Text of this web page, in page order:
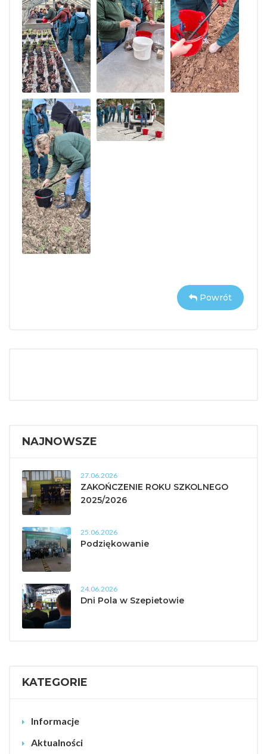
Powrót
NAJNOWSZE
27.06.2026
ZAKOŃCZENIE ROKU SZKOLNEGO
2025/2026
25.06.2026
Podziękowanie
24.06.2026
Dni Pola w Szepietowie
KATEGORIE
Informacje
Aktualności